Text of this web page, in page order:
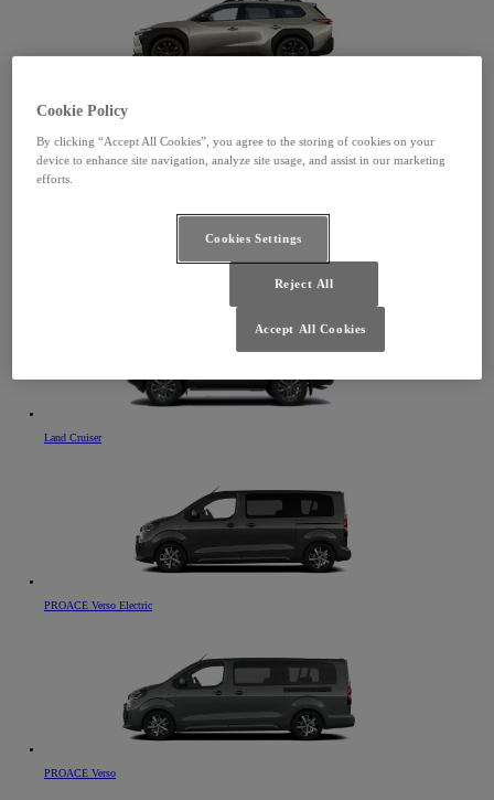
Land Cruiser
PROACE Verso Electric
PROACE Verso
Cookie Policy
By clicking “Accept All Cookies”, you agree to the storing of cookies on your
device to enhance site navigation, analyze site usage, and assist in our marketing
efforts.
Cookies Settings
Reject All
Accept All Cookies